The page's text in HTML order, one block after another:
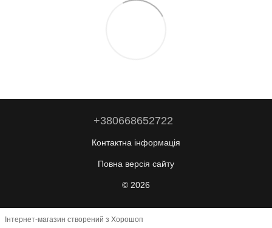
+380668652722
Контактна інформація
Повна версія сайту
© 2026
Інтернет-магазин створений з Хорошоп